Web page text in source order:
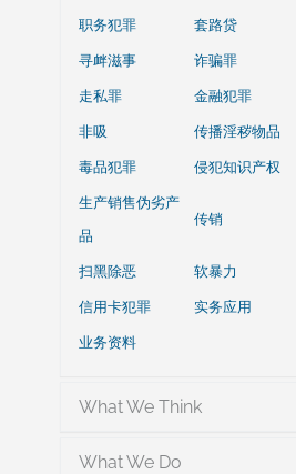
职务犯罪
套路贷
寻衅滋事
诈骗罪
走私罪
金融犯罪
非吸
传播淫秽物品
毒品犯罪
侵犯知识产权
生产销售伪劣产
品
传销
扫黑除恶
软暴力
信用卡犯罪
实务应用
业务资料
What We Think
What We Do